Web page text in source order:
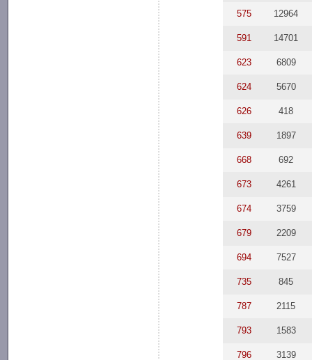
575 12964
591 14701
623 6809
624 5670
626 418
639 1897
668 692
673 4261
674 3759
679 2209
694 7527
735 845
787 2115
793 1583
796 3139